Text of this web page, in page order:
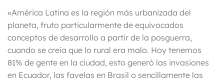
«América Latina es la región más urbanizada del
planeta, fruto particularmente de equivocados
conceptos de desarrollo a partir de la posguerra,
cuando se creía que lo rural era malo. Hoy tenemos
81% de gente en la ciudad, esto generó las invasiones
en Ecuador, las favelas en Brasil o sencillamente las